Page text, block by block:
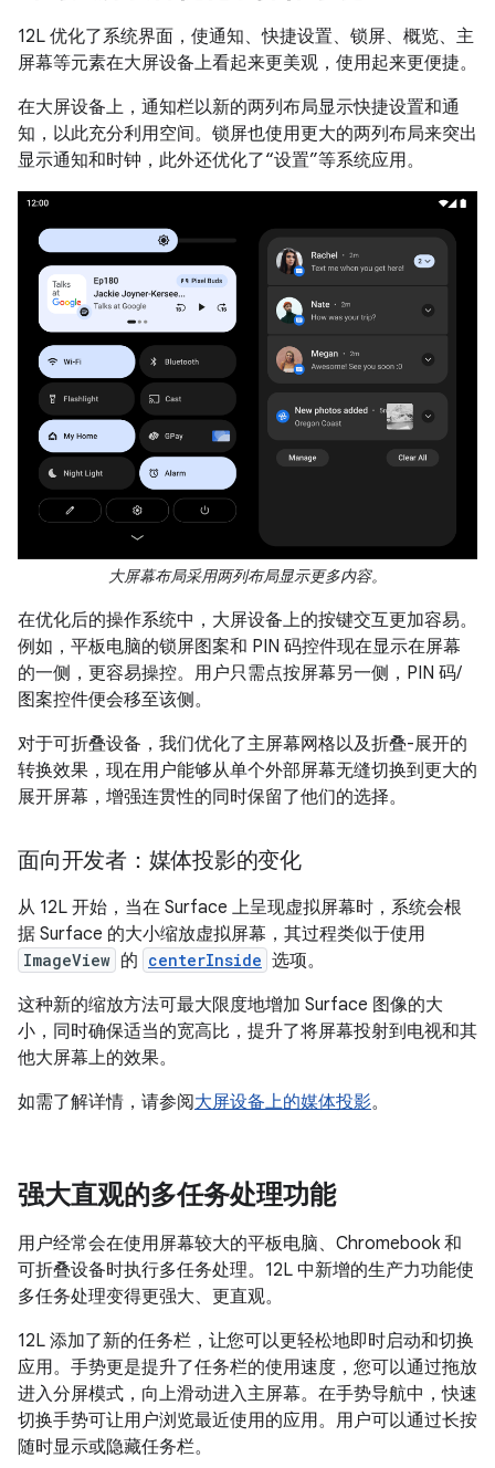
12L 优化了系统界面，使通知、快捷设置、锁屏、概览、主
屏幕等元素在大屏设备上看起来更美观，使用起来更便捷。
在大屏设备上，通知栏以新的两列布局显示快捷设置和通
知，以此充分利用空间。锁屏也使用更大的两列布局来突出
显示通知和时钟，此外还优化了“设置”等系统应用。
大屏幕布局采用两列布局显示更多内容。
在优化后的操作系统中，大屏设备上的按键交互更加容易。
例如，平板电脑的锁屏图案和 PIN 码控件现在显示在屏幕
的一侧，更容易操控。用户只需点按屏幕另一侧，PIN 码/
图案控件便会移至该侧。
对于可折叠设备，我们优化了主屏幕网格以及折叠-展开的
转换效果，现在用户能够从单个外部屏幕无缝切换到更大的
展开屏幕，增强连贯性的同时保留了他们的选择。
面向开发者：媒体投影的变化
从 12L 开始，当在 Surface 上呈现虚拟屏幕时，系统会根
据 Surface 的大小缩放虚拟屏幕，其过程类似于使用
ImageView 的 centerInside 选项。
这种新的缩放方法可最大限度地增加 Surface 图像的大
小，同时确保适当的宽高比，提升了将屏幕投射到电视和其
他大屏幕上的效果。
如需了解详情，请参阅大屏设备上的媒体投影。
强大直观的多任务处理功能
用户经常会在使用屏幕较大的平板电脑、Chromebook 和
可折叠设备时执行多任务处理。12L 中新增的生产力功能使
多任务处理变得更强大、更直观。
12L 添加了新的任务栏，让您可以更轻松地即时启动和切换
应用。手势更是提升了任务栏的使用速度，您可以通过拖放
进入分屏模式，向上滑动进入主屏幕。在手势导航中，快速
切换手势可让用户浏览最近使用的应用。用户可以通过长按
随时显示或隐藏任务栏。